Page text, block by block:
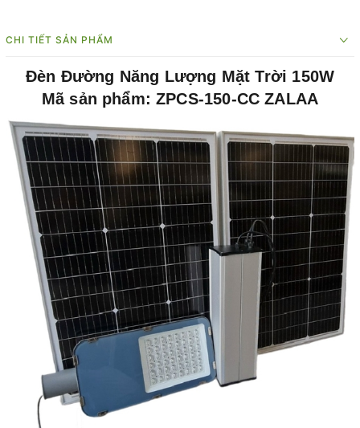
CHI TIẾT SẢN PHẨM
Đèn Đường Năng Lượng Mặt Trời 150W
Mã sản phẩm: ZPCS-150-CC ZALAA